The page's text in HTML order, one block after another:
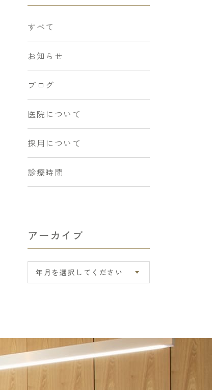
すべて
お知らせ
ブログ
医院について
採用について
診療時間
アーカイブ